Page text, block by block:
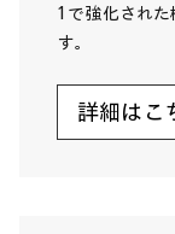
1 で強化され
す。
詳細はこ